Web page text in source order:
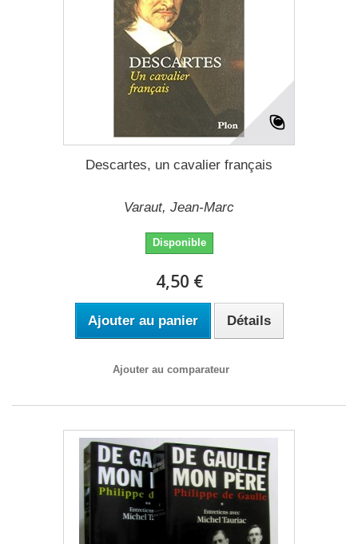
Descartes, un cavalier français
Varaut, Jean-Marc
Disponible
4,50 €
Ajouter au panier Détails
Ajouter au comparateur